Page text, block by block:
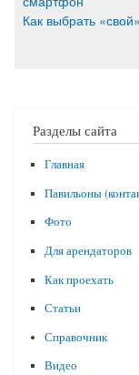
Как выбрать
Разделы сайта
Главная
Павильоны
Фото
Для арендаторов
Как проехать
Статьи
Справочник
Видео